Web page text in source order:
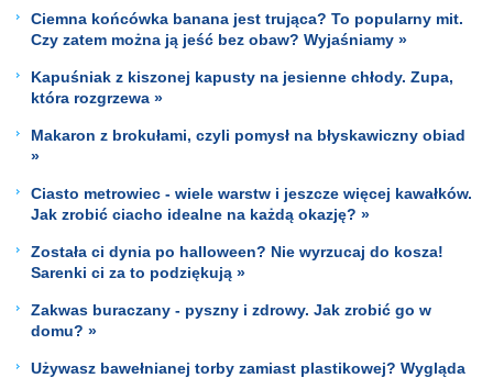
Ciemna końcówka banana jest trująca? To popularny mit.
Czy zatem można ją jeść bez obaw? Wyjaśniamy »
Kapuśniak z kiszonej kapusty na jesienne chłody. Zupa,
która rozgrzewa »
Makaron z brokułami, czyli pomysł na błyskawiczny obiad
»
Ciasto metrowiec - wiele warstw i jeszcze więcej kawałków.
Jak zrobić ciacho idealne na każdą okazję? »
Została ci dynia po halloween? Nie wyrzucaj do kosza!
Sarenki ci za to podziękują »
Zakwas buraczany - pyszny i zdrowy. Jak zrobić go w
domu? »
Używasz bawełnianej torby zamiast plastikowej? Wygląda